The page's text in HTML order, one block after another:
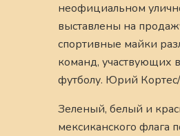
неофициальном
выставлены на
спортивные майки
команд, участвующих
футболу. Юрий
Зеленый, белый и
мексиканского флага